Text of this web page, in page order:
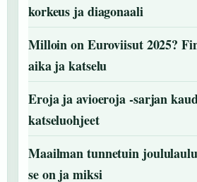
korkeus ja diagonaali
Milloin on Euroviisut 2025?
aika ja katselu
Eroja ja avioeroja -sarjan
katseluohjeet
Maailman tunnetuin
se on ja miksi